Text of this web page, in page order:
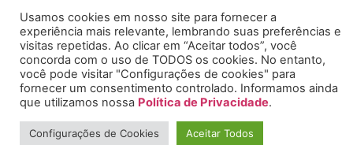
© 2026. Todos os Direitos Reservados.
Usamos cookies em nosso site para fornecer a
experiência mais relevante, lembrando suas preferências e
visitas repetidas. Ao clicar em “Aceitar todos”, você
concorda com o uso de TODOS os cookies. No entanto,
você pode visitar "Configurações de cookies" para
fornecer um consentimento controlado. Informamos ainda
que utilizamos nossa Política de Privacidade.
Configurações de Cookies Aceitar Todos